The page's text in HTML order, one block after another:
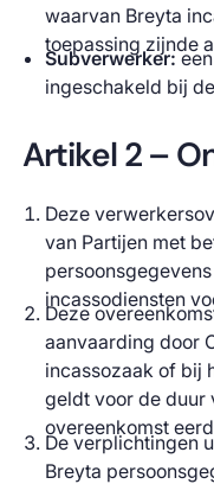
waarvan Breyta
toepassing zijnde
Subverwerker:
ingeschakeld bij
Artikel 2 –
Deze
van Partijen met
incassodiensten
Deze
aanvaarding door
incassozaak of bij
geldt voor de duur
overeenkomst
De verplichtingen
Breyta